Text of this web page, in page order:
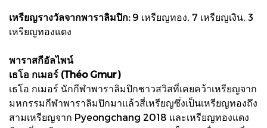
เหรียญรางวัลจากพาราลิมปิก:9 เหรียญทอง, 7 เหรียญเงิน, 3
เหรียญทองแดง
พาราสกีอัลไพน์
เธโอ กเมอร์ (Théo Gmur)
เธโอ กเมอร์ นักกีฬาพาราลิมปิกชาวสวิสที่เคยคว้าเหรียญจาก
มหกรรมกีฬาพาราลิมปิกมาแล้วสี่เหรียญซึ่งเป็นเหรียญทองถึง
สามเหรียญจาก Pyeongchang 2018 และเหรียญทองแดง